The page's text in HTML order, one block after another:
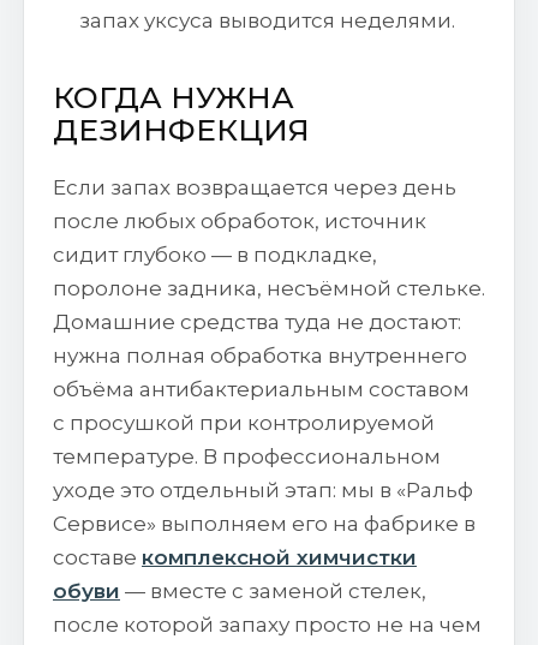
запах уксуса выводится неделями.
КОГДА НУЖНА
ДЕЗИНФЕКЦИЯ
Если запах возвращается через день
после любых обработок, источник
сидит глубоко — в подкладке,
поролоне задника, несъёмной стельке.
Домашние средства туда не достают:
нужна полная обработка внутреннего
объёма антибактериальным составом
с просушкой при контролируемой
температуре. В профессиональном
уходе это отдельный этап: мы в «Ральф
Сервисе» выполняем его на фабрике в
составе комплексной химчистки
обуви — вместе с заменой стелек,
после которой запаху просто не на чем